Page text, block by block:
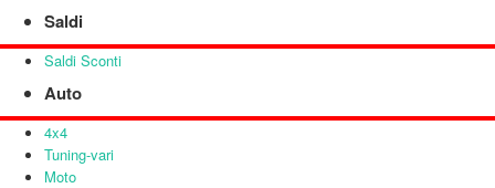
Saldi
Saldi Sconti
Auto
4x4
Tuning-vari
Moto